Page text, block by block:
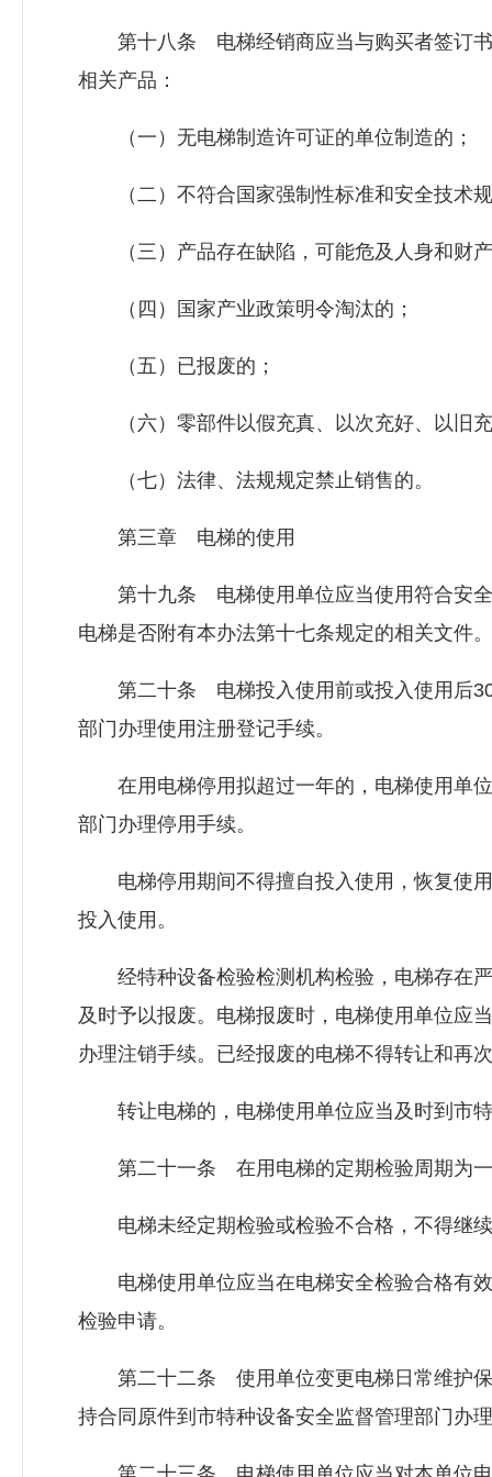
第十八条 电梯经销商应当与购买者签订书
相关产品：
（一）无电梯制造许可证的单位制造的；
（二）不符合国家强制性标准和安全技术
（三）产品存在缺陷，可能危及人身和财
（四）国家产业政策明令淘汰的；
（五）已报废的；
（六）零部件以假充真、以次充好、以旧
（七）法律、法规规定禁止销售的。
第三章 电梯的使用
第十九条 电梯使用单位应当使用符合安全
电梯是否附有本办法第十七条规定的相关文件。
第二十条 电梯投入使用前或投入使用后30
部门办理使用注册登记手续。
在用电梯停用拟超过一年的，电梯使用单位
部门办理停用手续。
电梯停用期间不得擅自投入使用，恢复使用
投入使用。
经特种设备检验检测机构检验，电梯存在严
及时予以报废。电梯报废时，电梯使用单位应
办理注销手续。已经报废的电梯不得转让和再
转让电梯的，电梯使用单位应当及时到市特
第二十一条 在用电梯的定期检验周期为
电梯未经定期检验或检验不合格，不得继
电梯使用单位应当在电梯安全检验合格有效
检验申请。
第二十二条 使用单位变更电梯日常维护保
持合同原件到市特种设备安全监督管理部门办